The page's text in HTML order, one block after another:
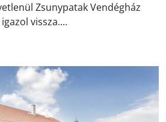
Zsunypatak Vendégház
vissza....